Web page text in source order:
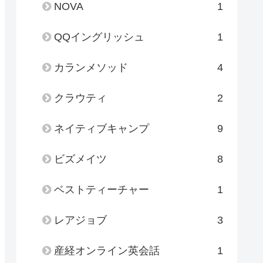
NOVA 1
QQイングリッシュ 1
カランメソッド 4
クラウティ 2
ネイティブキャンプ 9
ビズメイツ 8
ベストティーチャー 1
レアジョブ 3
産経オンライン英会話 1